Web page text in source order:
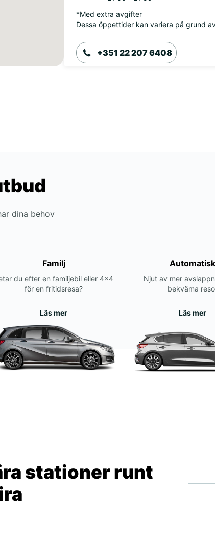
*Med extra avgifter
Dessa öppettider kan variera på grund
+351 22 207 6408
dina behov
Familj
du efter en familjebil eller 4x4
för en fritidsresa?
Läs mer
Automatisk
Njut av mer
bekväma
Läs mer
stationer runt